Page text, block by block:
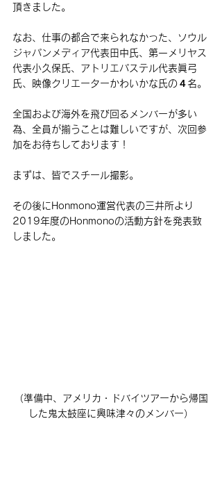
頂きました。
なお、仕事の都合で来られなかった、ソウル
ジャパンメディア代表田中氏、第一メリヤス
代表小久保氏、アトリエパステル代表眞弓
氏、映像クリエーターかわいかな氏の４名。
全国および海外を飛び回るメンバーが多い
為、全員が揃うことは難しいですが、次回参
加をお待ちしております！
まずは、皆でスチール撮影。
その後にHonmono運営代表の三井所より
2019年度のHonmonoの活動方針を発表致
しました。
（準備中、アメリカ・ドバイツアーから帰国
した鬼太鼓座に興味津々のメンバー）